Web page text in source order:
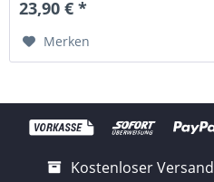
23,90 € *
Merken
Kostenloser Versand